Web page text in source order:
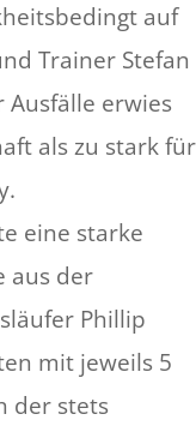
auf
Trainer Stefan
Ausfälle erwies
als zu stark für
eine starke
aus der
Phillip
mit jeweils 5
der stets